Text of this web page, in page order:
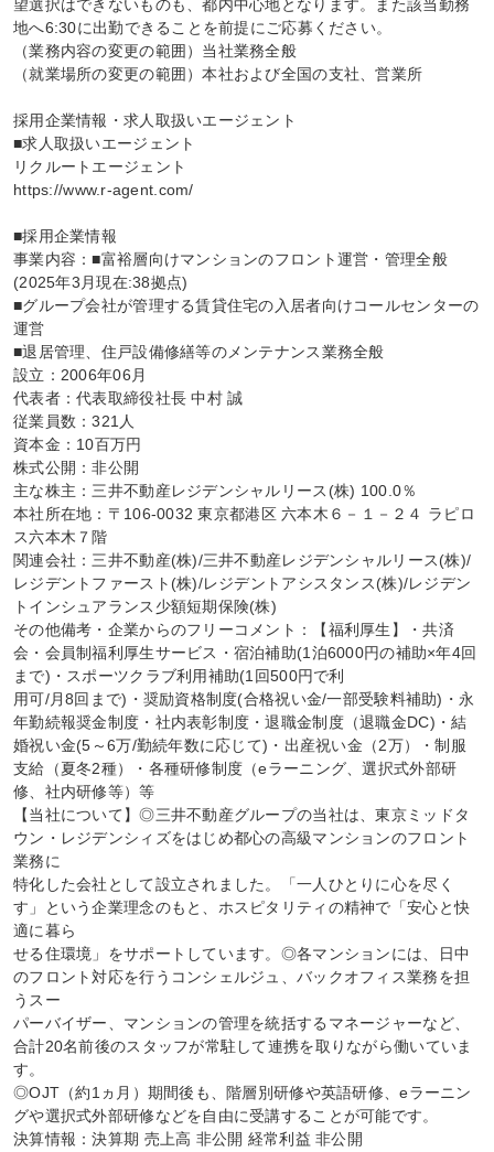
望選択はできないものも、都内中心地となります。また該当勤務
地へ6:30に出勤できることを前提にご応募ください。
（業務内容の変更の範囲）当社業務全般
（就業場所の変更の範囲）本社および全国の支社、営業所
採用企業情報・求人取扱いエージェント
■求人取扱いエージェント
リクルートエージェント
https://www.r-agent.com/
■採用企業情報
事業内容：■富裕層向けマンションのフロント運営・管理全般
(2025年3月現在:38拠点)
■グループ会社が管理する賃貸住宅の入居者向けコールセンターの
運営
■退居管理、住戸設備修繕等のメンテナンス業務全般
設立：2006年06月
代表者：代表取締役社長 中村 誠
従業員数：321人
資本金：10百万円
株式公開：非公開
主な株主：三井不動産レジデンシャルリース(株) 100.0％
本社所在地：〒106-0032 東京都港区 六本木６－１－２４ ラピロ
ス六本木７階
関連会社：三井不動産(株)/三井不動産レジデンシャルリース(株)/
レジデントファースト(株)/レジデントアシスタンス(株)/レジデン
トインシュアランス少額短期保険(株)
その他備考・企業からのフリーコメント：【福利厚生】・共済
会・会員制福利厚生サービス・宿泊補助(1泊6000円の補助×年4回
まで)・スポーツクラブ利用補助(1回500円で利
用可/月8回まで)・奨励資格制度(合格祝い金/一部受験料補助)・永
年勤続報奨金制度・社内表彰制度・退職金制度（退職金DC)・結
婚祝い金(5～6万/勤続年数に応じて)・出産祝い金（2万）・制服
支給（夏冬2種）・各種研修制度（eラーニング、選択式外部研
修、社内研修等）等
【当社について】◎三井不動産グループの当社は、東京ミッドタ
ウン・レジデンシィズをはじめ都心の高級マンションのフロント
業務に
特化した会社として設立されました。「一人ひとりに心を尽く
す」という企業理念のもと、ホスピタリティの精神で「安心と快
適に暮ら
せる住環境」をサポートしています。◎各マンションには、日中
のフロント対応を行うコンシェルジュ、バックオフィス業務を担
うスー
パーバイザー、マンションの管理を統括するマネージャーなど、
合計20名前後のスタッフが常駐して連携を取りながら働いていま
す。
◎OJT（約1ヵ月）期間後も、階層別研修や英語研修、eラーニン
グや選択式外部研修などを自由に受講することが可能です。
決算情報：決算期 売上高 非公開 経常利益 非公開